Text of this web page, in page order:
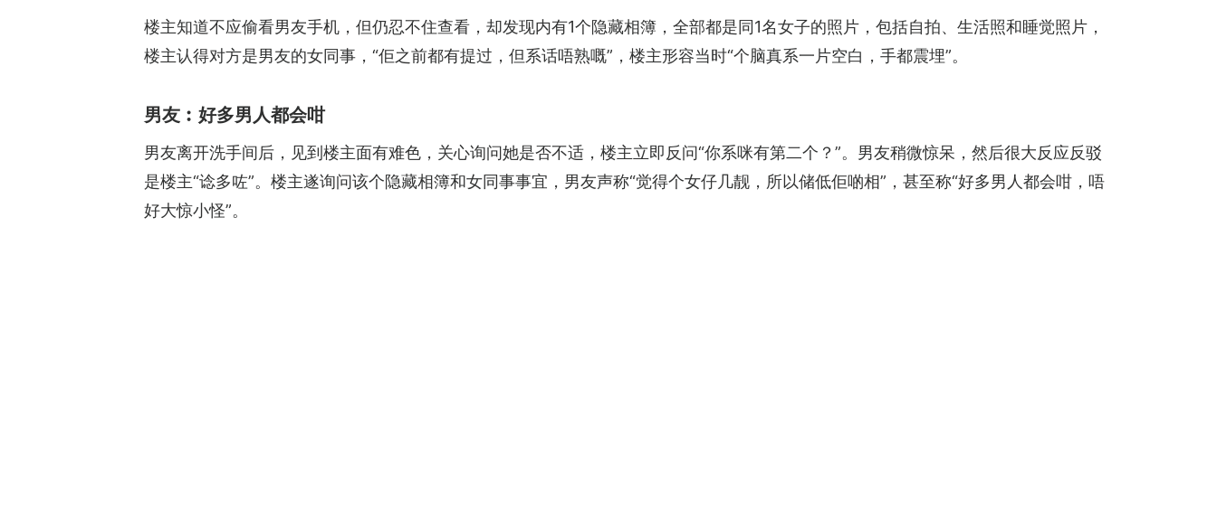
楼主知道不应偷看男友手机，但仍忍不住查看，却发现内有1个隐藏相簿，全部都是同1名女子的照片，包括自拍、生活照和睡觉照片，
楼主认得对方是男友的女同事，“佢之前都有提过，但系话唔熟嘅”，楼主形容当时“个脑真系一片空白，手都震埋”。
男友︰好多男人都会咁
男友离开洗手间后，见到楼主面有难色，关心询问她是否不适，楼主立即反问“你系咪有第二个？”。男友稍微惊呆，然后很大反应反驳
是楼主“谂多咗”。楼主遂询问该个隐藏相簿和女同事事宜，男友声称“觉得个女仔几靓，所以储低佢啲相”，甚至称“好多男人都会咁，唔
好大惊小怪”。